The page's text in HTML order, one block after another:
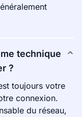
technique
?
toujours votre
connexion.
du réseau,